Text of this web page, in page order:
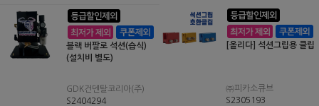
블랙 버팔로 석션(습식)
(설치비 별도)
GDK건덴탈코리아(주)
S2404294
[올리다] 석션그립용 클립
㈜피카소큐브
S2305193